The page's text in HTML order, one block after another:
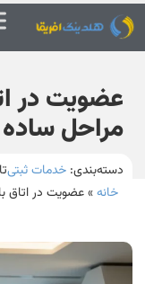
عضویت در
مراحل
دسته‌بندی: خدمات ثبتی
خانه»عضویت در اتاق